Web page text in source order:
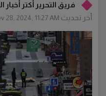
فريق التحرير أكتر أخبار
أخر تحديث 28, 2024, 11:27 AM